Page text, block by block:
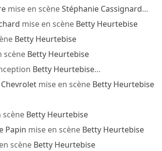
mise en scèneStéphanie Cassignard…
mise en scène Betty Heurtebise
Betty Heurtebise
scène Betty Heurtebise
Betty Heurtebise…
mise en scène Betty Heurtebise
scène Betty Heurtebise
Papin mise en scène Betty Heurtebise
scène Betty Heurtebise